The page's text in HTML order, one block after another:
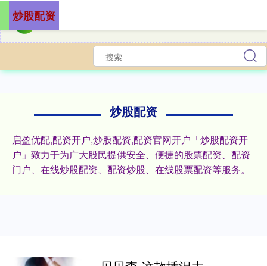
炒股配资
启盈优配,配资开户,炒股配资,配资官网开户「炒股配资开
户」致力于为广大股民提供安全、便捷的股票配资、配资
门户、在线炒股配资、配资炒股、在线股票配资等服务。
炒股配资